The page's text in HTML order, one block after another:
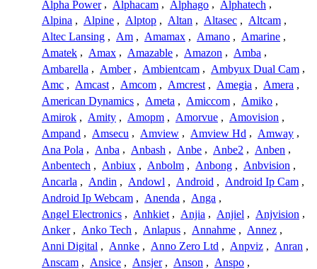
Alpha Power , Alphacam , Alphago , Alphatech ,
Alpina , Alpine , Alptop , Altan , Altasec , Altcam ,
Altec Lansing , Am , Amamax , Amano , Amarine ,
Amatek , Amax , Amazable , Amazon , Amba ,
Ambarella , Amber , Ambientcam , Ambyux Dual Cam ,
Amc , Amcast , Amcom , Amcrest , Amegia , Amera ,
American Dynamics , Ameta , Amiccom , Amiko ,
Amirok , Amity , Amopm , Amorvue , Amovision ,
Ampand , Amsecu , Amview , Amview Hd , Amway ,
Ana Pola , Anba , Anbash , Anbe , Anbe2 , Anben ,
Anbentech , Anbiux , Anbolm , Anbong , Anbvision ,
Ancarla , Andin , Andowl , Android , Android Ip Cam ,
Android Ip Webcam , Anenda , Anga ,
Angel Electronics , Anhkiet , Anjia , Anjiel , Anjvision ,
Anker , Anko Tech , Anlapus , Annahme , Annez ,
Anni Digital , Annke , Anno Zero Ltd , Anpviz , Anran ,
Anscam , Ansice , Ansjer , Anson , Anspo ,